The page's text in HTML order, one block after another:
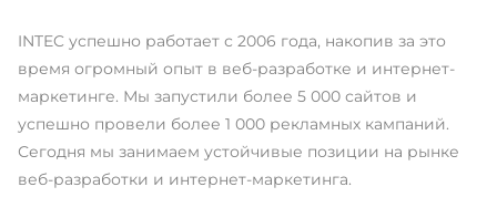
INTEC успешно работает с 2006 года, накопив за это
время огромный опыт в веб-разработке и интернет-
маркетинге. Мы запустили более 5 000 сайтов и
успешно провели более 1 000 рекламных кампаний.
Сегодня мы занимаем устойчивые позиции на рынке
веб-разработки и интернет-маркетинга.